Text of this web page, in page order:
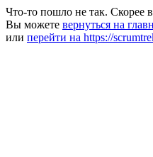
Что-то пошло не так. Скорее
Вы можете вернуться на
или перейти на https://